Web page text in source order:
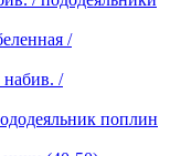
/
/
поплин